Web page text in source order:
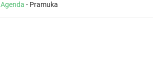
Agenda - Pramuka